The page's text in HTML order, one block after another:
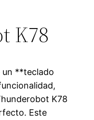
K78
un **teclado
K78
Este